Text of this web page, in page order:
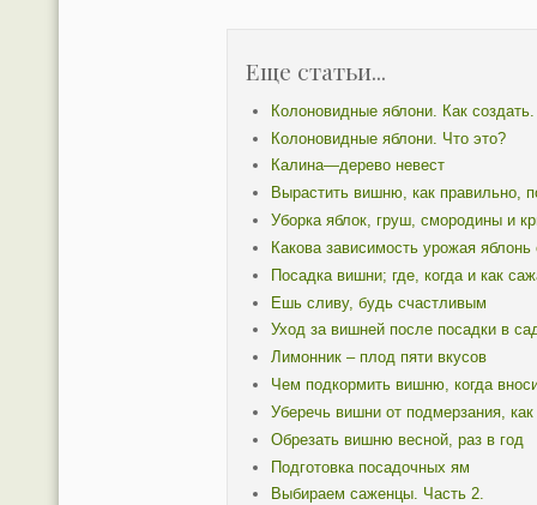
Еще статьи...
Колоновидные яблони. Как создать.
Колоновидные яблони. Что это?
Калина—дерево невест
Вырастить вишню, как правильно,
Уборка яблок, груш, смородины и
Какова зависимость урожая яблонь
Посадка вишни; где, когда и как
Ешь сливу, будь счастливым
Уход за вишней после посадки в
Лимонник – плод пяти вкусов
Чем подкормить вишню, когда
Уберечь вишни от подмерзания,
Обрезать вишню весной, раз в год
Подготовка посадочных ям
Выбираем саженцы. Часть 2.